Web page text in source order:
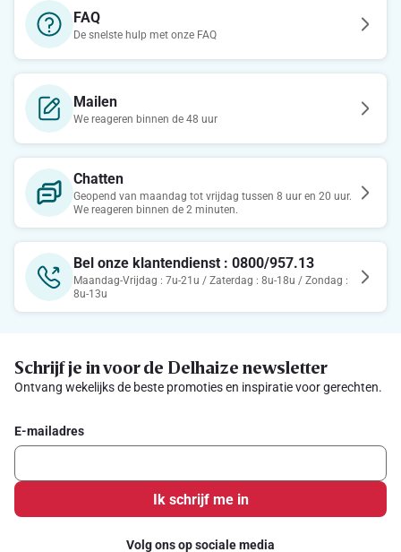
FAQ
De snelste hulp met onze FAQ
Mailen
We reageren binnen de 48 uur
Chatten
Geopend van maandag tot vrijdag tussen 8 uur en 20 uur.
We reageren binnen de 2 minuten.
Bel onze klantendienst : 0800/957.13
Maandag-Vrijdag : 7u-21u / Zaterdag : 8u-18u / Zondag :
8u-13u
Schrijf je in voor de Delhaize newsletter
Ontvang wekelijks de beste promoties en inspiratie voor gerechten.
E-mailadres
Ik schrijf me in
Volg ons op sociale media